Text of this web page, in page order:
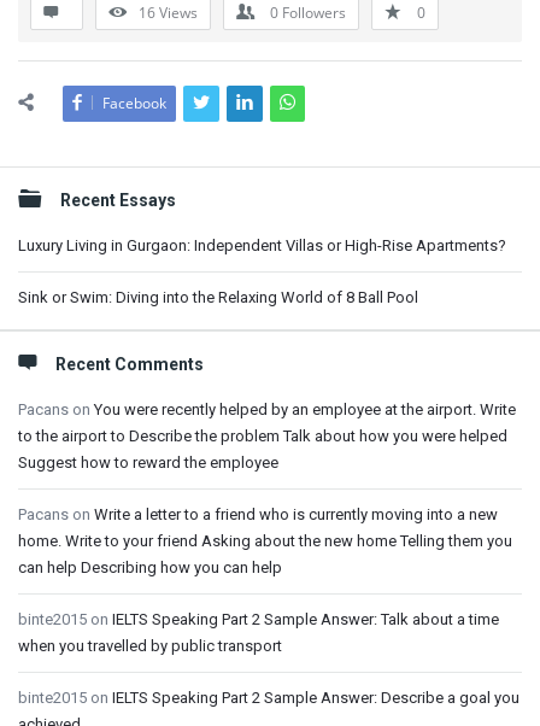
16Views 0 Followers 0
Facebook
Sidebar
Recent Essays
Luxury Living in Gurgaon: Independent Villas or High-Rise Apartments?
Sink or Swim: Diving into the Relaxing World of 8 Ball Pool
Recent Comments
Pacans onYou were recently helped by an employee at the airport. Write
to the airport to Describe the problem Talk about how you were helped
Suggest how to reward the employee
Pacans on Write a letter to a friend who is currently moving into a new
home. Write to your friend Asking about the new home Telling them you
can help Describing how you can help
binte2015 on IELTS Speaking Part 2 Sample Answer: Talk about a time
when you travelled by public transport
binte2015 on IELTS Speaking Part 2 Sample Answer: Describe a goal you